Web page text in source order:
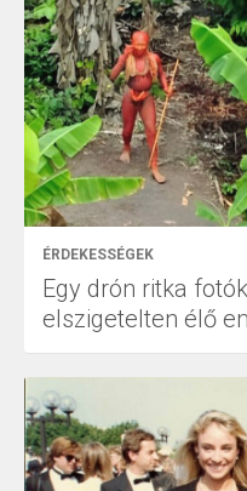
ÉRDEKESSÉGEK
Egy drón ritka
elszigetelten élő